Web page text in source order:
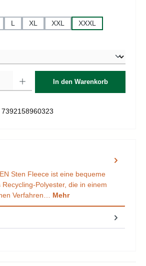
L XL XXL XXXL
In den Warenkorb
7392158960323
Sten Fleece ist eine bequeme
Polyester, die in einem
Verfahren… Mehr